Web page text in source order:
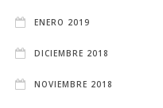
ENERO 2019
DICIEMBRE 2018
NOVIEMBRE 2018